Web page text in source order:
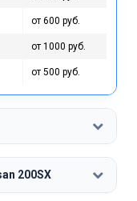
от 600 руб.
от 1000 руб.
от 500 руб.
200SX